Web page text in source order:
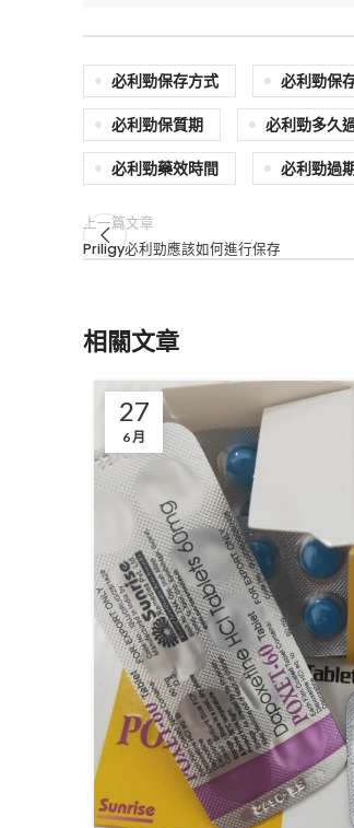
必利勁保存方式 必利勁保
必利勁保質期 必利勁多久
必利勁藥效時間 必利勁過
上一篇文章
Priligy必利勁應該如何進行保存
相關文章
27
6 月